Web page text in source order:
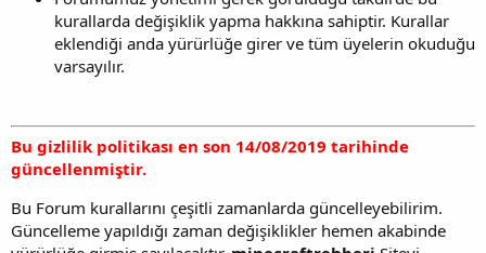
kurallarda değişiklik yapma hakkına sahiptir. Kurallar
eklendiği anda yürürlüğe girer ve tüm üyelerin okuduğu
varsayılır.
Bu gizlilik politikası en son 14/08/2019 tarihinde
güncellenmiştir.
Bu Forum kurallarını çeşitli zamanlarda güncelleyebilirim.
Güncelleme yapıldığı zaman değişiklikler hemen akabinde